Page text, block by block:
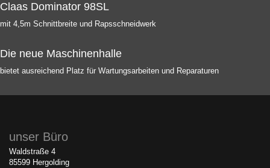
Claas Dominator 98SL
mit 4,5m Schnittbreite und Rapsschneidwerk
Die neue Maschinenhalle
bietet ausreichend Platz für Wartungsarbeiten und Reparaturen
unser Büro
Waldstraße 4
85599 Hergolding